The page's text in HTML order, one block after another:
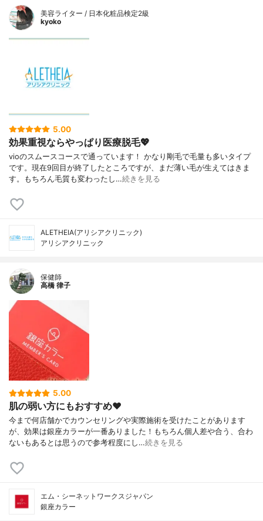
美容ライター / 日本化粧品検定2級
kyoko
5.00
効果重視ならやっぱり医療脱毛💖
vioのスムースコースで通っています！ かなり剛毛で毛量も多いタイプ
です。現在9回目が終了したところですが、まだ薄い毛が生えてはきま
す。もちろん毛質も変わったし…続きを見る
ALETHEIA(アリシアクリニック)
アリシアクリニック
保健師
高橋 律子
5.00
肌の弱い方にもおすすめ❤️
今まで何店舗かでカウンセリングや実際施術を受けたことがあります
が、効果は銀座カラーが一番ありました！もちろん個人差や合う、合わ
ないもあるとは思うので参考程度にし…続きを見る
エム・シーネットワークスジャパン
銀座カラー